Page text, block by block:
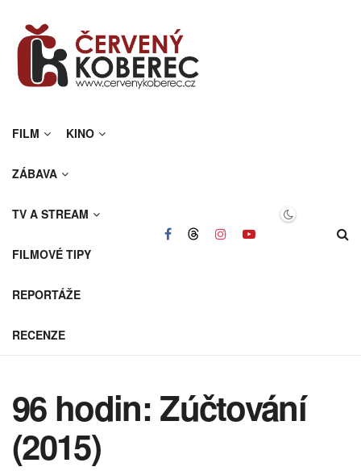
FILM KINO
ZÁBAVA
TV A STREAM
FILMOVÉ TIPY
REPORTÁŽE
RECENZE
96 hodin: Zúčtování
(2015)